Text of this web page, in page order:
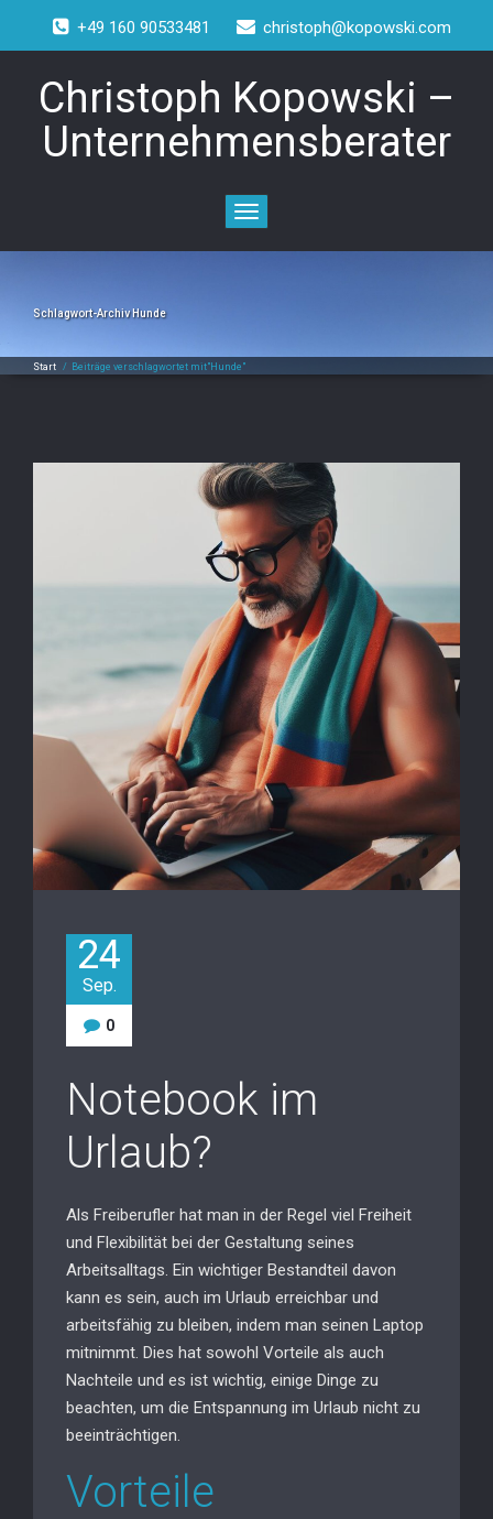
+49 160 90533481 christoph@kopowski.com
Christoph Kopowski –
Unternehmensberater
Toggle
navigation
Schlagwort-ArchivHunde
Start / Beiträge verschlagwortet mit"Hunde"
24
Sep.
0
Notebook im
Urlaub?
Als Freiberufler hat man in der Regel viel Freiheit
und Flexibilität bei der Gestaltung seines
Arbeitsalltags. Ein wichtiger Bestandteil davon
kann es sein, auch im Urlaub erreichbar und
arbeitsfähig zu bleiben, indem man seinen Laptop
mitnimmt. Dies hat sowohl Vorteile als auch
Nachteile und es ist wichtig, einige Dinge zu
beachten, um die Entspannung im Urlaub nicht zu
beeinträchtigen.
Vorteile